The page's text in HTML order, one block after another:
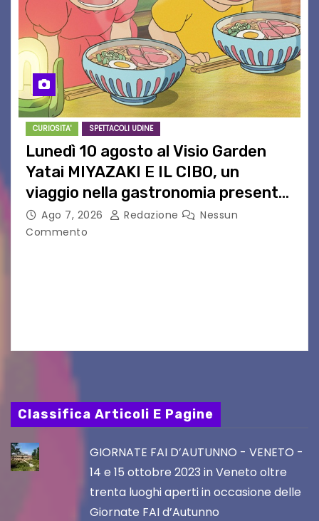
CURIOSITA' SPETTACOLI UDINE
Lunedì 10 agosto al Visio Garden
Yatai MIYAZAKI E IL CIBO, un
viaggio nella gastronomia presente
nei film di Hayao Miyazaki!
Ago 7, 2026 Redazione
Nessun
Commento
Classifica Articoli E Pagine
GIORNATE FAI D’AUTUNNO - VENETO -
14 e 15 ottobre 2023 in Veneto oltre
trenta luoghi aperti in occasione delle
Giornate FAI d’Autunno